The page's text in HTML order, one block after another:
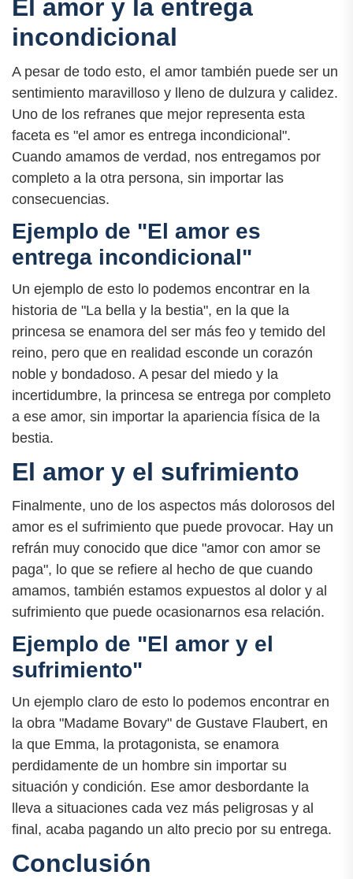
El amor y la entrega
incondicional
A pesar de todo esto, el amor también puede ser un
sentimiento maravilloso y lleno de dulzura y calidez.
Uno de los refranes que mejor representa esta
faceta es "el amor es entrega incondicional".
Cuando amamos de verdad, nos entregamos por
completo a la otra persona, sin importar las
consecuencias.
Ejemplo de "El amor es
entrega incondicional"
Un ejemplo de esto lo podemos encontrar en la
historia de "La bella y la bestia", en la que la
princesa se enamora del ser más feo y temido del
reino, pero que en realidad esconde un corazón
noble y bondadoso. A pesar del miedo y la
incertidumbre, la princesa se entrega por completo
a ese amor, sin importar la apariencia física de la
bestia.
El amor y el sufrimiento
Finalmente, uno de los aspectos más dolorosos del
amor es el sufrimiento que puede provocar. Hay un
refrán muy conocido que dice "amor con amor se
paga", lo que se refiere al hecho de que cuando
amamos, también estamos expuestos al dolor y al
sufrimiento que puede ocasionarnos esa relación.
Ejemplo de "El amor y el
sufrimiento"
Un ejemplo claro de esto lo podemos encontrar en
la obra "Madame Bovary" de Gustave Flaubert, en
la que Emma, la protagonista, se enamora
perdidamente de un hombre sin importar su
situación y condición. Ese amor desbordante la
lleva a situaciones cada vez más peligrosas y al
final, acaba pagando un alto precio por su entrega.
Conclusión